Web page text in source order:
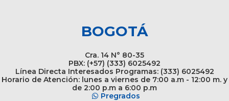
BOGOTÁ
Cra. 14 N° 80-35
PBX: (+57) (333) 6025492
Línea Directa Interesados Programas: (333) 6025492
Horario de Atención: lunes a viernes de 7:00 a.m - 12:00 m. y
de 2:00 p.m a 6:00 p.m
Pregrados